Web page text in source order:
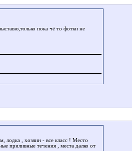
пока чё то фотки не
лодка , хозяин - все класс ! Место
приливные течения , места далко от